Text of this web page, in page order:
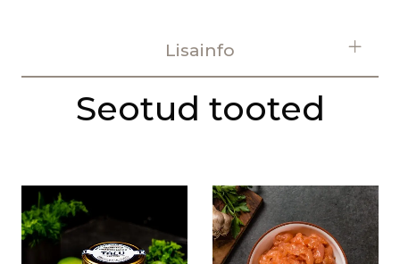
Lisainfo
Seotud tooted